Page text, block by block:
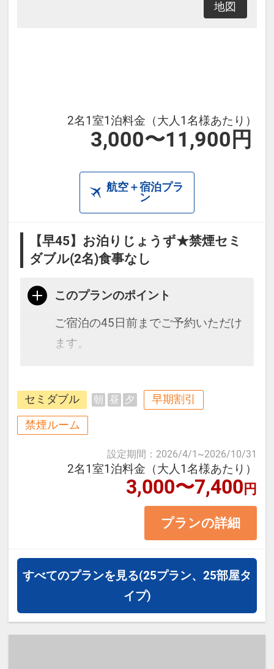
地図
2名1室1泊料金（大人1名様あたり）
3,000〜11,900円
航空＋宿泊プラ
ン
【早45】お泊りじょうず★禁煙セミ
ダブル(2名)食事なし
このプランのポイント
ご宿泊の45日前までご予約いただけ
ます。
ルに一番近いホテルで好立地！
繁華街の「天文館」や桜島に向かう
鹿児島・離島への観光の皆様を心よ
りお待ちしております！
≪お部屋タイプ≫セミダブル 12平
※1ベッドです。2名様で1室をご予
約の場合、おふたりでベッド1台を
ご利用いただきます。
※添い寝幼児のご利用は頂けません
セミダブル 朝 昼 夕 早期割引
禁煙ルーム
設定期間 ： 2026/4/1 ~2026/10/31
2名1室1泊料金（大人1名様あたり）
3,000〜7,400円
プランの詳細
すべてのプランを見る(25プラン、25部屋タ
イプ)